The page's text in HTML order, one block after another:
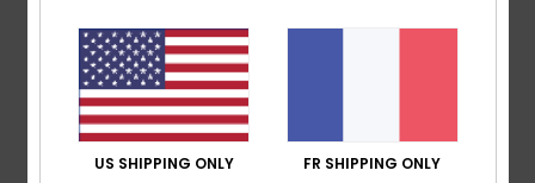
Note moyenne
4.0
US SHIPPING ONLY FR SHIPPING ONLY